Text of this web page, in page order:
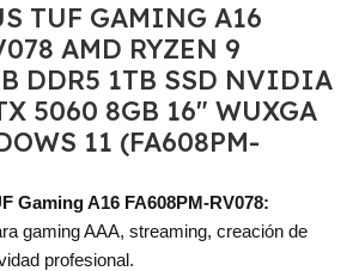
TUF GAMING A16
AMD RYZEN 9
DDR5 1TB SSD NVIDIA
5060 8GB 16″ WUXGA
11 (FA608PM-
Gaming A16 FA608PM-RV078:
gaming AAA, streaming, creación de
profesional.